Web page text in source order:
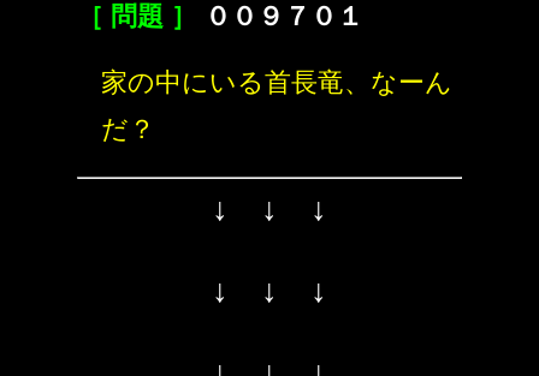
［ 問題 ］ ００９７０１
家の中にいる首長竜、なーん
だ？
↓ ↓ ↓
↓ ↓ ↓